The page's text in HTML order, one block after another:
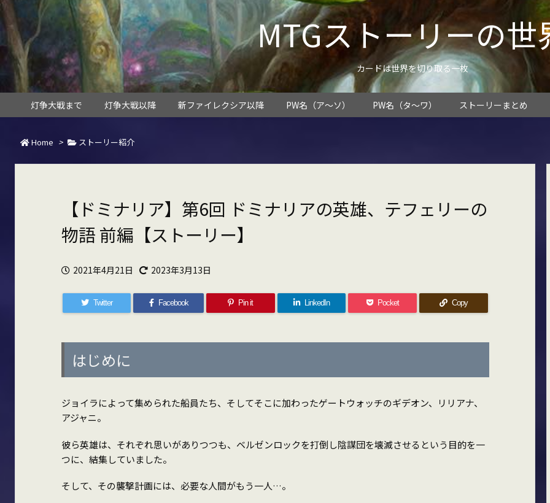
MTGストーリーの世
カードは世界を切り取る一枚
灯争大戦まで 灯争大戦以降 新ファイレクシア以降 PW名（ア～ソ） PW名（タ～ワ） ストーリーまとめ
Home > ストーリー紹介
【ドミナリア】第6回 ドミナリアの英雄、テフェリーの
物語 前編【ストーリー】
2021年4月21日 2023年3月13日
Twitter Facebook Pin it LinkedIn Pocket Copy
はじめに
ジョイラによって集められた船員たち、そしてそこに加わったゲートウォッチのギデオン、リリアナ、
アジャニ。
彼ら英雄は、それぞれ思いがありつつも、ベルゼンロックを打倒し陰謀団を壊滅させるという目的を一
つに、結集していました。
そして、その襲撃計画には、必要な人間がもう一人…。